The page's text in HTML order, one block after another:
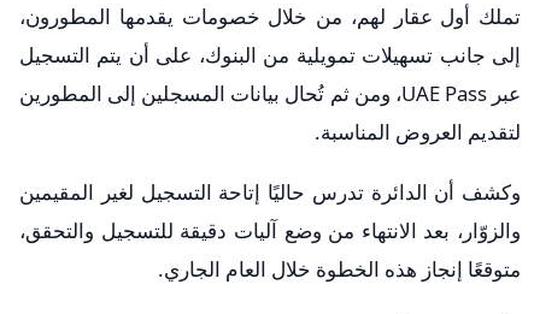
تملك أول عقار لهم، من خلال خصومات يقدمها المطورون،
إلى جانب تسهيلات تمويلية من البنوك، على أن يتم التسجيل
عبر UAE Pass، ومن ثم تُحال بيانات المسجلين إلى المطورين
لتقديم العروض المناسبة.
وكشف أن الدائرة تدرس حاليًا إتاحة التسجيل لغير المقيمين
والزوّار، بعد الانتهاء من وضع آليات دقيقة للتسجيل والتحقق،
متوقعًا إنجاز هذه الخطوة خلال العام الجاري.